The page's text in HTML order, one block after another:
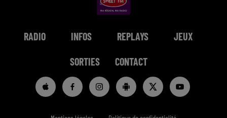
RADIO INFOS REPLAYS JEUX
SORTIES CONTACT